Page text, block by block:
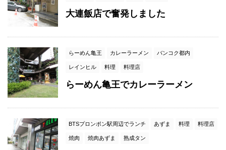
大連飯店で奮発しました
らーめん亀王 カレーラーメン バンコク都内
レインヒル 料理 料理店
らーめん亀王でカレーラーメン
BTSプロンポン駅周辺でランチ あずま 料理 料理店
焼肉 焼肉あずま 熟成タン